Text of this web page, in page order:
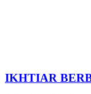
IKHTIAR